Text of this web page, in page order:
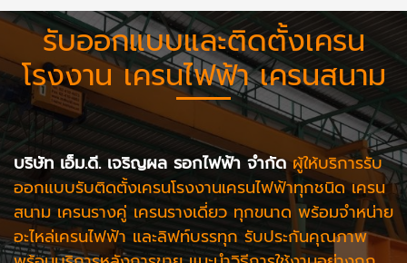
รับออกแบบและติดตั้งเครน
โรงงาน เครนไฟฟ้า เครนสนาม
บริษัท เอ็ม.ดี. เจริญผล รอกไฟฟ้า จำกัด ผู้ให้บริการรับ
ออกแบบรับติดตั้งเครนโรงงานเครนไฟฟ้าทุกชนิด เครน
สนาม เครนรางคู่ เครนรางเดี่ยว ทุกขนาด พร้อมจำหน่าย
อะไหล่เครนไฟฟ้า และลิฟท์บรรทุก รับประกันคุณภาพ